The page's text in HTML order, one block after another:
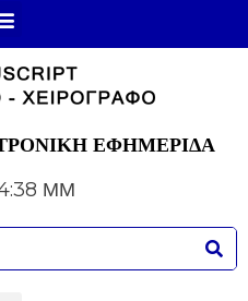
ΕΦΗΜΕΡΙΔΑ
ΜΜ